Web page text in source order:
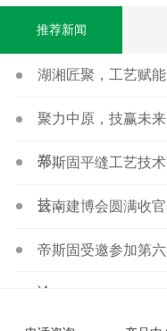
推荐新闻
湖湘匠聚，工艺赋
聚力中原，技赢未
郑...
帝斯固平缝工艺技
技...
云南建博会圆满收
帝斯固受邀参加第
论...